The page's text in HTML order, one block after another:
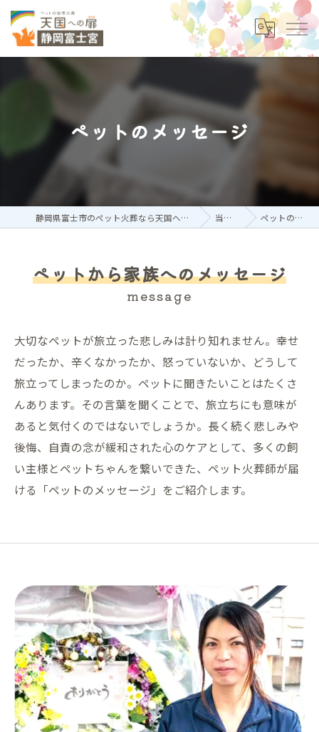
ペットのメッセージ
静岡県富士市のペット火葬なら天国への扉 ペットメモリアル静岡富士宮 当社の特徴 ペットのメッセージ
ペットから家族へのメッセージ
message
大切なペットが旅立った悲しみは計り知れません。幸せ
だったか、辛くなかったか、怒っていないか、どうして
旅立ってしまったのか。ペットに聞きたいことはたくさ
んあります。その言葉を聞くことで、旅立ちにも意味が
あると気付くのではないでしょうか。長く続く悲しみや
後悔、自責の念が緩和された心のケアとして、多くの飼
い主様とペットちゃんを繋いできた、ペット火葬師が届
ける「ペットのメッセージ」をご紹介します。